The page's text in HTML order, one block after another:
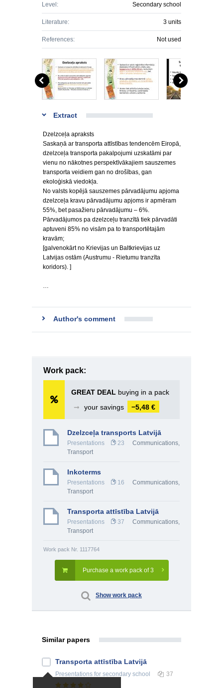
Level: Secondary school
Literature: 3 units
References: Not used
Extract
Dzelzceļa apraksts
Saskaņā ar transporta attīstības tendencēm Eiropā,
dzelzceļa transporta pakalpojumi uzskatāmi par
vienu no nākotnes perspektīvākajiem sauszemes
transporta veidiem gan no drošības, gan
ekoloģiskā viedokļa.
No valsts kopējā sauszemes pārvadājumu apjoma
dzelzceļa kravu pārvadājumu apjoms ir apmēram
55%, bet pasažieru pārvadājumu – 6%.
Pārvadājumos pa dzelzceļu tranzītā tiek pārvadāti
aptuveni 85% no visām pa to transportētajām
kravām;
[galvenokārt no Krievijas un Baltkrievijas uz
Latvijas ostām (Austrumu - Rietumu tranzīta
koridors). ]
…
Author's comment
Work pack:
GREAT DEAL buying in a pack
➞
your savings −5,48 €
Dzelzceļa transports Latvijā
Presentations 23
Communications,
Transport
Inkoterms
Presentations 16
Communications,
Transport
Transporta attīstība Latvijā
Presentations 37
Communications,
Transport
Work pack Nr. 1117764
Purchase a work pack of 3
Show work pack
Similar papers
Transporta attīstība Latvijā
Presentations for secondary school 37